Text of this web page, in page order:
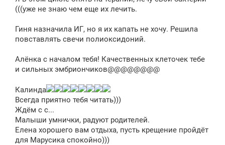
е
н
(((уже не знаю чем еще их лечить.
Гиня назначила ИГ, но я их капать не хочу. Решила
повставлять свечи полиоксидоний.
Алёнка с началом тебя! Качественных клеточек тебе
и сильных эмбриончиков@@@@@@@@
Калинда
Всегда приятно тебя читать)))
Ждём с с...
Малыши умнички, радуют родителей.
Елена хорошего вам отдыха, пусть крещение пройдёт
для Марусика спокойно)))